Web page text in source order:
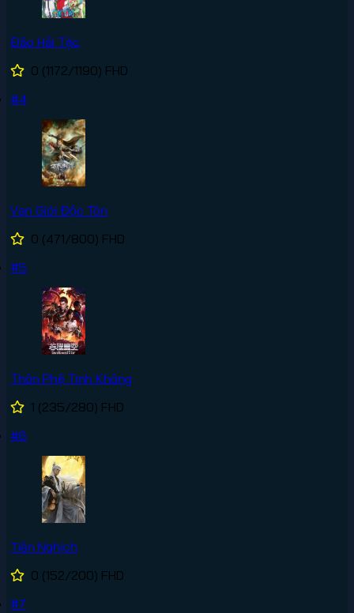
Đảo Hải Tặc
0 (1172/1190) FHD
#4
Vạn Giới Độc Tôn
0 (471/800) FHD
#5
Thôn Phệ Tinh Không
1 (235/280) FHD
#6
Tiên Nghịch
0 (152/200) FHD
#7